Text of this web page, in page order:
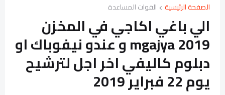
الصفحة الرئيسية القوات المساعدة
الي باغي اكاجي في المخزن
mgajya 2019 و عندو نيفوباك او
دبلوم كاليفي اخر اجل لترشيح
يوم 22 فبراير 2019